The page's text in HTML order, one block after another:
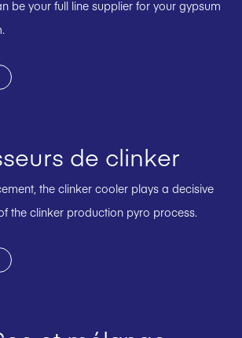
be your full line supplier for your gypsum
de clinker
the clinker cooler plays a decisive
the clinker production pyro process.